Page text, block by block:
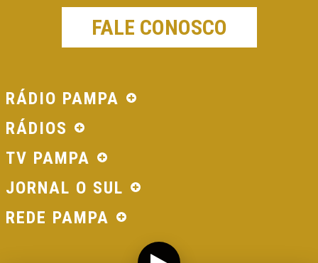
FALE CONOSCO
RÁDIO PAMPA
RÁDIOS
TV PAMPA
JORNAL O SUL
REDE PAMPA